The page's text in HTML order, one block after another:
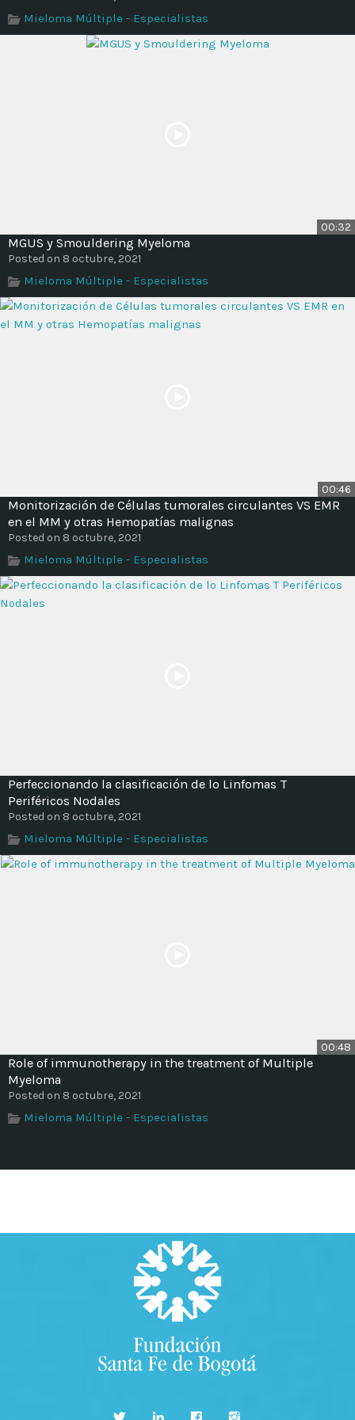
Time
Mieloma Múltiple - Especialistas
00:32
MGUS y Smouldering Myeloma
Posted on 8 octubre, 2021
Mieloma Múltiple - Especialistas
00:46
Monitorización de Células tumorales circulantes VS EMR
en el MM y otras Hemopatías malignas
Posted on 8 octubre, 2021
Mieloma Múltiple - Especialistas
Perfeccionando la clasificación de lo Linfomas T
Periféricos Nodales
Posted on 8 octubre, 2021
Mieloma Múltiple - Especialistas
00:48
Role of immunotherapy in the treatment of Multiple
Myeloma
Posted on 8 octubre, 2021
Mieloma Múltiple - Especialistas